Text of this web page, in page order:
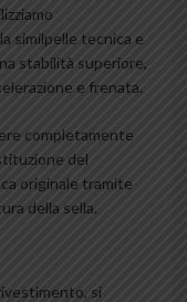
similpelle tecnica e
stabilità superiore,
e frenata.
completamente
del
originale tramite
della sella.
si